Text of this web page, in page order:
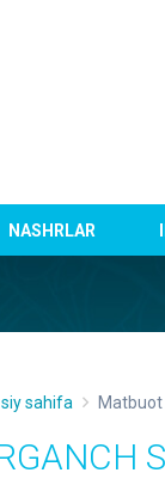
NASHRLAR
sahifa